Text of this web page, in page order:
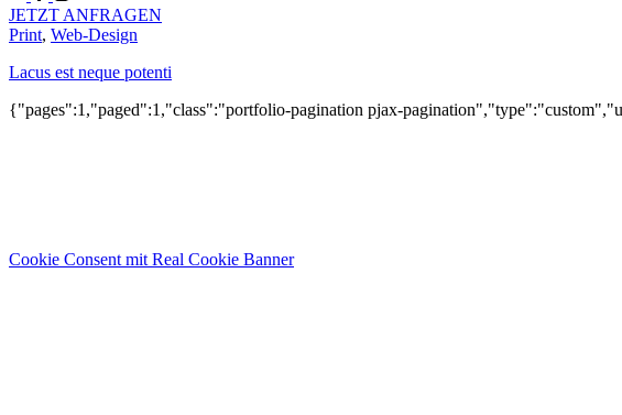
JETZT ANFRAGEN
Print, Web-Design
Lacus est neque potenti
{"pages":1,"paged":1,"class":"portfolio-pagination pjax-
Cookie Consent mit Real Cookie Banner